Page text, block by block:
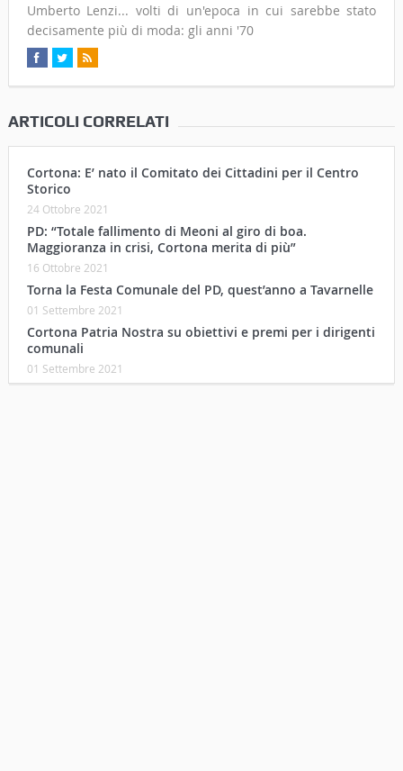
Umberto Lenzi... volti di un'epoca in cui sarebbe stato
decisamente più di moda: gli anni '70
ARTICOLI CORRELATI
Cortona: E’ nato il Comitato dei Cittadini per il Centro
Storico
24 Ottobre 2021
PD: “Totale fallimento di Meoni al giro di boa.
Maggioranza in crisi, Cortona merita di più”
16 Ottobre 2021
Torna la Festa Comunale del PD, quest’anno a Tavarnelle
01 Settembre 2021
Cortona Patria Nostra su obiettivi e premi per i dirigenti
comunali
01 Settembre 2021